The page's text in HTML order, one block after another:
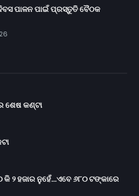
ପାଳନ ପାଇଁ ପ୍ରସ୍ତୁତି ବୈଠକ
ଶେଷ କଣ୍ଟା
୨ ହଜାର ନୁହେଁ...ଏବେ ୬୮୦ ଟଙ୍କାରେ